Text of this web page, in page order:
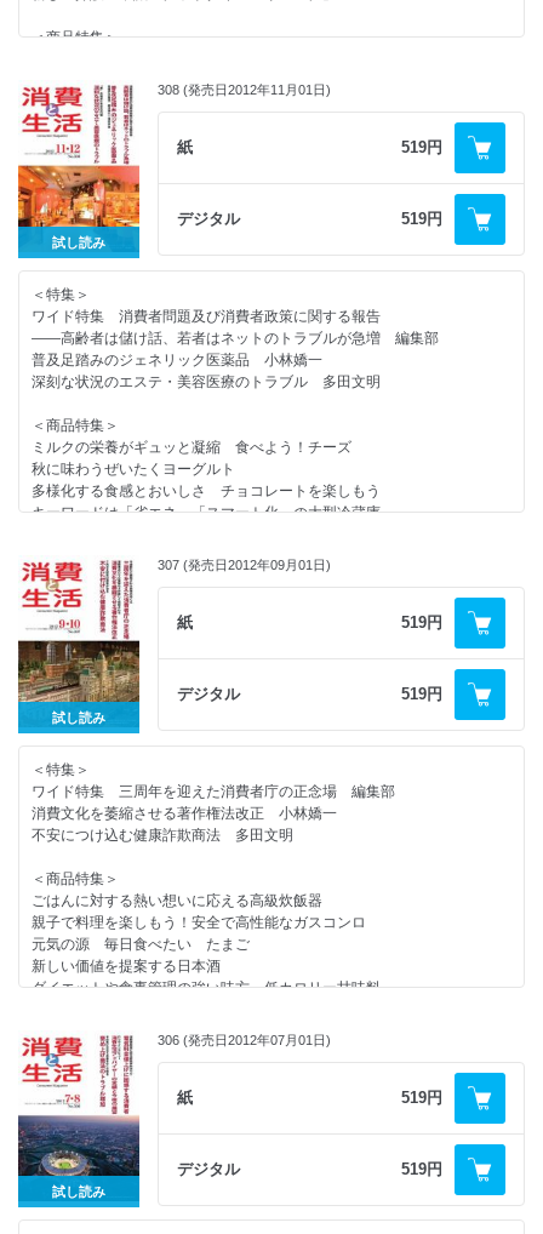
消費者関連ニュース２０１２
フットサル場を独自の設計施工で全国展開（協進フルマーク工業）
辿り着いた「蒸気レスＩＨ本炭釜」（三菱電機）
簡便調理品とユニバーサルデザイン ～ニッスイ春夏新製品より～
衣料品循環キャンペーン（オンワード）／帰宅困難者向け商品（ミドリ安
全）
暮らしの商品情報 Ｃ１０００シリーズ／ヘアートニック 他
ｃｉｎｅｍａ ３月４月公開の作品
ＢＯＯＫＳＴＡＬＬ
処分業者の手口を知る
羅針盤・編集後記
＜商品特集＞
バラエティ豊かな食卓を提案 手軽に楽しむあったか鍋
新時代を迎えた即席麺
賢く節電する最新エアコン
＜連載＞
やぶにらみ社会学 １８７ 妙な集まり 葦村二郎
コンシューマー・アイ 食品が売り場に並ぶまで 川井孝之
消費者問題なう ネット依存症 猪瀬聖 ２６
New York Now ⑥ ＤＵＭＢＯに住む異星人たち 楓セビル
リサイクルの現場 第７回 第二次自主行動計画 ３Ｒの２０１２年フォ
ローアップ報告
＜消費者情報＞
オーガニックＥＸＰＯ開催／新食品表示制度めぐり意見交換会／都地消連
発泡スチロールアイデア大賞決定／ビルディングエンベロープを考える／
インターネット通販の利用術／ＮＡＣＳなんでも１１０番
＜話題＞
「心おどる、瞬間を。」顧客に届けたい（ジュピターショップチャンネ
感謝と願いを込めて供える鏡餅（日本鏡餅組合）
適正に使って安心・安全・快適なガス・石油暖房機
難聴者に感動の音の世界を！ オーダーメイド補聴器（ＮＪＨ）
ギター製作・メンテの名工房（カワセ楽器）
ちょっと気になる話題の商品 次世代型防災ずきん／ＬＥＤシーリングラ
イト
住宅めぐり スマートハウスを全国で分譲（セキスイハイム）
暮らしの商品情報 なめらかなヨーグルト／生姜のしぼり汁 他
ＢＯＯＫＳＴＡＬＬ
読者の広場
処分業者の手口を知る
消費者関連２０１３カレンダー
試し読み
308 (発売日2012年11月01日)
紙 519円
デジタル 519円
＜特集＞
ワイド特集 消費者問題及び消費者政策に関する報告
――高齢者は儲け話、若者はネットのトラブルが急増 編集部
普及足踏みのジェネリック医薬品 小林嬌一
深刻な状況のエステ・美容医療のトラブル 多田文明
＜商品特集＞
ミルクの栄養がギュッと凝縮 食べよう！チーズ
秋に味わうぜいたくヨーグルト
多様化する食感とおいしさ チョコレートを楽しもう
キーワードは「省エネ」「スマート化」の大型冷蔵庫
心をこめて贈るお歳暮ギフト
＜連載＞
やぶにらみ社会学 １８６ 告発者への制裁 葦村二郎
コンシューマー・アイ 時間活用術 大西弘美
消費者問題なう タトゥー 猪瀬聖
New York Now ⑤ ワシントン・ワイフの密かなる政治運動 楓セビ
ル
消費者センターめぐり １６８ 鹿児島市消費生活センター
私たちの国の財政どうなっているの？ 連載④
リサイクルの現場 第６回 紙製容器包装
＜消費者情報＞
スマートが時代を開くカギ／小平忠正消費者担当大臣が就任／ウォッチね
食の安全都民フォーラム開催／ＣＯ２削減目指し環境税スタート／アダル
ト情報サイトの相談が最多／日本消費者教育学会全国大会
＜話題＞
ネット接続で広がるスマートテレビの魅力
自動車用バッテリーの新リサイクルシステム
女性、家族にも人気の居酒屋（テラケン）
たっぷり野菜をノンオイルで（理研ビタミン）
手軽でおいしいレトルト雑炊（シマヤ）
有効な薬剤を用いて正しい手洗いを（イソジン泡ハンドウォッシュ）
住宅めぐり 家電量販店による住宅販売の新しい手法（ヤマダ電機）
屋上緑化でエコ技術を開発（地奨住建）
冬に食べたい贅沢アイス
暮らしの商品情報 高齢者向け水分補給ゼリー／むし歯の始まりを抑制す
るガム 他
試し読み
307 (発売日2012年09月01日)
紙 519円
デジタル 519円
＜特集＞
ワイド特集 三周年を迎えた消費者庁の正念場 編集部
消費文化を萎縮させる著作権法改正 小林嬌一
不安につけ込む健康詐欺商法 多田文明
＜商品特集＞
ごはんに対する熱い想いに応える高級炊飯器
親子で料理を楽しもう！安全で高性能なガスコンロ
元気の源 毎日食べたい たまご
新しい価値を提案する日本酒
ダイエットや食事管理の強い味方 低カロリー甘味料
＜連載＞
やぶにらみ社会学 １８５ 偏食と絶滅 葦村二郎
コンシューマー・アイ 人生の宝物―出会い 真崎幸子
消費者問題なう 有権者と消費者 猪瀬聖
New York Now ④ 新しいアメリカン・ドリーム 大学生の起業家ブー
ム 楓セビル
よむ 自ら考える「自前」で咲く 早川克巳
消費者センターめぐり １６７ 板橋区消費者センター
試し読み
306 (発売日2012年07月01日)
紙 519円
デジタル 519円